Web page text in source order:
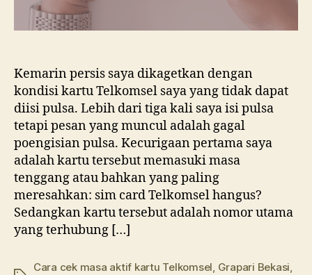
Kemarin persis saya dikagetkan dengan
kondisi kartu Telkomsel saya yang tidak dapat
diisi pulsa. Lebih dari tiga kali saya isi pulsa
tetapi pesan yang muncul adalah gagal
poengisian pulsa. Kecurigaan pertama saya
adalah kartu tersebut memasuki masa
tenggang atau bahkan yang paling
meresahkan: sim card Telkomsel hangus?
Sedangkan kartu tersebut adalah nomor utama
yang terhubung […]
Cara cek masa aktif kartu Telkomsel Grapari Bekasi